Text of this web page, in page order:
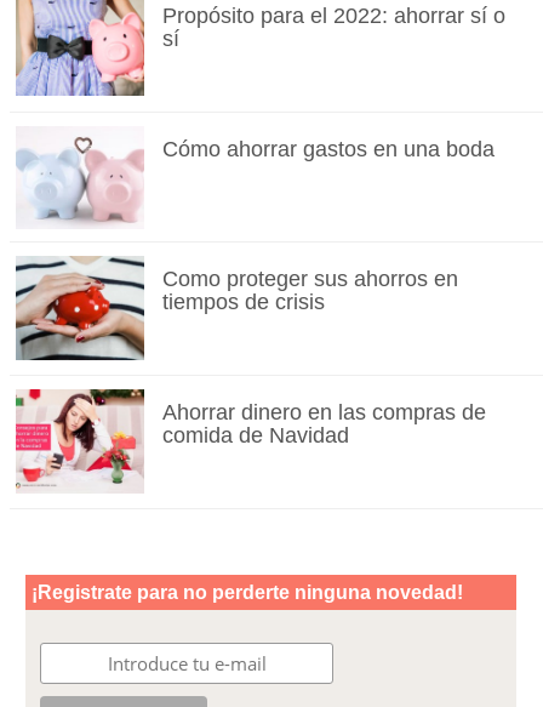
Propósito para el 2022: ahorrar sí o
sí
Cómo ahorrar gastos en una boda
Como proteger sus ahorros en
tiempos de crisis
Ahorrar dinero en las compras de
comida de Navidad